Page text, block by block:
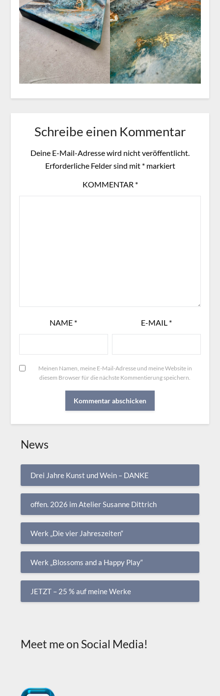
Schreibe einen Kommentar
Deine E-Mail-Adresse wird nicht veröffentlicht.
Erforderliche Felder sind mit *markiert
KOMMENTAR *
NAME * E-MAIL *
Meinen Namen, meine E-Mail-Adresse und meine Website in
diesem Browser für die nächste Kommentierung speichern.
News
Drei Jahre Kunst und Wein – DANKE
offen. 2026 im Atelier Susanne Dittrich
Werk „Die vier Jahreszeiten“
Werk „Blossoms and a Happy Play“
JETZT – 25 % auf meine Werke
Meet me on Social Media!